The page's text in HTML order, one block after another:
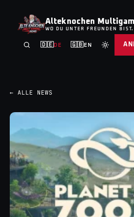
Alteknochen
WO DU UNTER FREUNDEN BIST.
🇩🇪DE 🇬🇧EN
← ALLE NEWS